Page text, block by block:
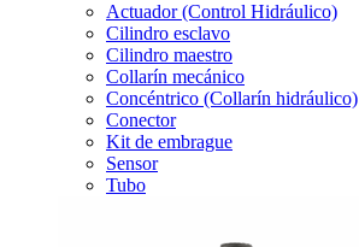
Actuador (Control Hidráulico)
Cilindro esclavo
Cilindro maestro
Collarín mecánico
Concéntrico (Collarín hidráulico)
Conector
Kit de embrague
Sensor
Tubo